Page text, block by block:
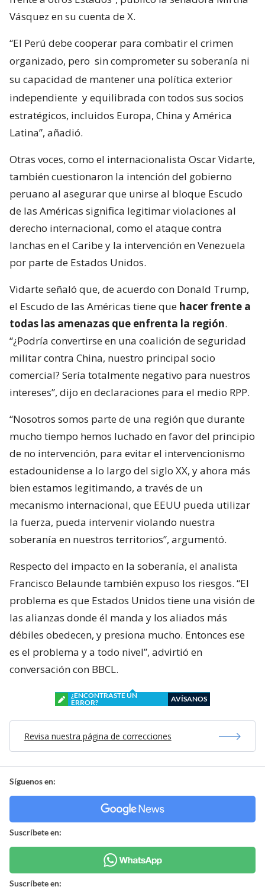
Vásquez en su cuenta de X.
“El Perú debe cooperar para combatir el crimen
organizado, pero sin comprometer su soberanía ni
su capacidad de mantener una política exterior
independiente y equilibrada con todos sus socios
estratégicos, incluidos Europa, China y América
Latina”, añadió.
Otras voces, como el internacionalista Oscar Vidarte,
también cuestionaron la intención del gobierno
peruano al asegurar que unirse al bloque Escudo
de las Américas significa legitimar violaciones al
derecho internacional, como el ataque contra
lanchas en el Caribe y la intervención en Venezuela
por parte de Estados Unidos.
Vidarte señaló que, de acuerdo con Donald Trump,
el Escudo de las Américas tiene que hacer frente a
todas las amenazas que enfrenta la región.
“¿Podría convertirse en una coalición de seguridad
militar contra China, nuestro principal socio
comercial? Sería totalmente negativo para nuestros
intereses”, dijo en declaraciones para el medio RPP.
“Nosotros somos parte de una región que durante
mucho tiempo hemos luchado en favor del principio
de no intervención, para evitar el intervencionismo
estadounidense a lo largo del siglo XX, y ahora más
bien estamos legitimando, a través de un
mecanismo internacional, que EEUU pueda utilizar
la fuerza, pueda intervenir violando nuestra
soberanía en nuestros territorios”, argumentó.
Respecto del impacto en la soberanía, el analista
Francisco Belaunde también expuso los riesgos. “El
problema es que Estados Unidos tiene una visión de
las alianzas donde él manda y los aliados más
débiles obedecen, y presiona mucho. Entonces ese
es el problema y a todo nivel”, advirtió en
conversación con BBCL.
¿ENCONTRASTE UN
ERROR?
AVÍSANOS
Revisa nuestra página de correcciones
Síguenos en:
Suscríbete en:
Suscríbete en: